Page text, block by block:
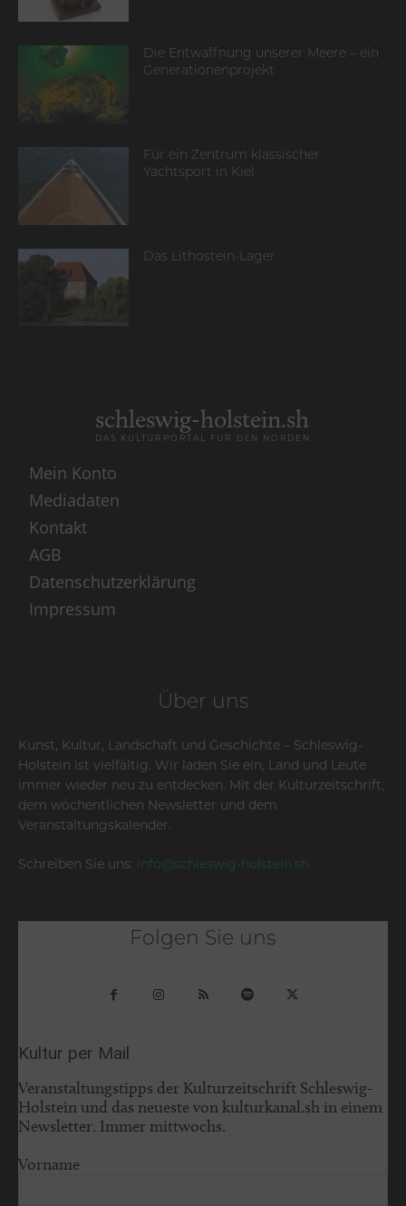
Die Entwaffnung unserer Meere – ein
Generationenprojekt
Für ein Zentrum klassischer
Yachtsport in Kiel
Das Lithostein-Lager
schleswig-holstein.sh
DAS KULTURPORTAL FÜR DEN NORDEN
Mein Konto
Mediadaten
Kontakt
AGB
Datenschutzerklärung
Impressum
Über uns
Kunst, Kultur, Landschaft und Geschichte – Schleswig-
Holstein ist vielfältig. Wir laden Sie ein, Land und Leute
immer wieder neu zu entdecken. Mit der Kulturzeitschrift,
dem wöchentlichen Newsletter und dem
Veranstaltungskalender.
Schreiben Sie uns: info@schleswig-holstein.sh
Folgen Sie uns
Kultur per Mail
Veranstaltungstipps der Kulturzeitschrift Schleswig-
Holstein und das neueste von kulturkanal.sh in einem
Newsletter. Immer mittwochs.
Vorname